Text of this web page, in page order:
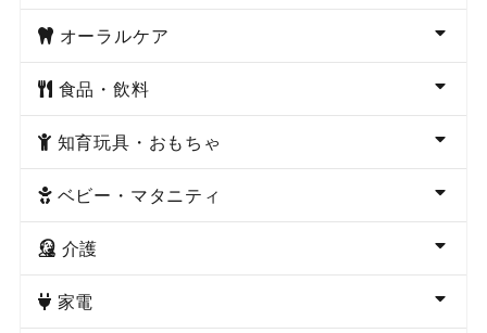
オーラルケア
食品・飲料
知育玩具・おもちゃ
ベビー・マタニティ
介護
家電